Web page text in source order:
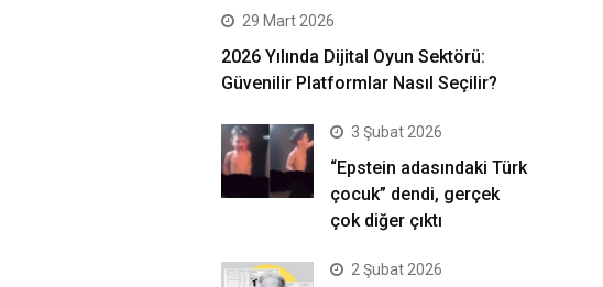
29 Mart 2026
2026 Yılında Dijital Oyun Sektörü:
Güvenilir Platformlar Nasıl Seçilir?
3 Şubat 2026
“Epstein adasındaki Türk
çocuk” dendi, gerçek
çok diğer çıktı
2 Şubat 2026